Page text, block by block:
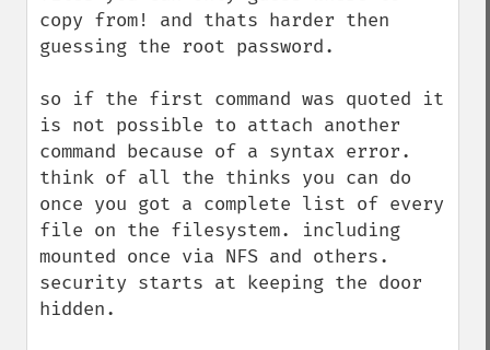
copy from! and thats harder then
guessing the root password.
so if the first command was quoted it
is not possible to attach another
command because of a syntax error.
think of all the thinks you can do
once you got a complete list of every
file on the filesystem. including
mounted once via NFS and others.
security starts at keeping the door
hidden.